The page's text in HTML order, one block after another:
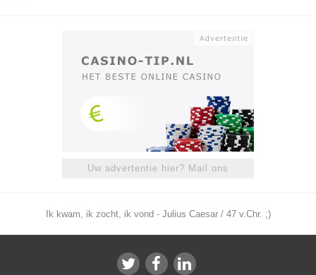
Uw advertentie hier? Mail ons
Ik kwam, ik zocht, ik vond - Julius Caesar / 47 v.Chr. ;)